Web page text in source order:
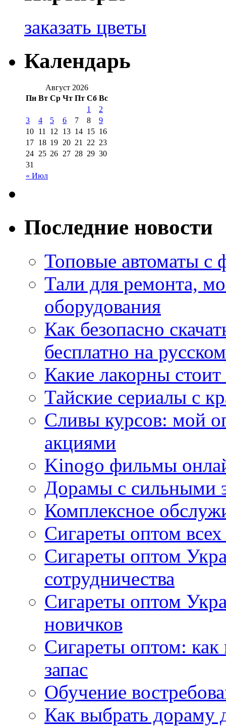
заказать цветы
Календарь
Август 2026
Пн Вт Ср Чт Пт Сб Вс
« Июл
1
2
3
4 5 6 7 8
9
10 11 12 13 14 15 16
17 18 19 20 21 22 23
24 25 26 27 28 29 30
31
Последние новости
Топовые автоматы с
Тали для ремонта,
оборудования
Как безопасно
бесплатно на
Какие лакорны
Тайские сериалы с
Сливы курсов: мой
акциями
Kinogo фильмы
Дорамы с сильными
Комплексное
Сигареты оптом
Сигареты оптом
сотрудничества
Сигареты оптом
новичков
Сигареты оптом:
запас
Обучение
Как выбрать дораму